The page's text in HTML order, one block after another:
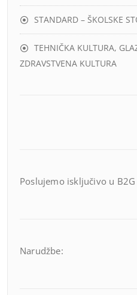
STANDARD – ŠKOLSKE
TEHNIČKA KULTURA,
ZDRAVSTVENA KULTURA
Poslujemo isključivo u
Narudžbe: